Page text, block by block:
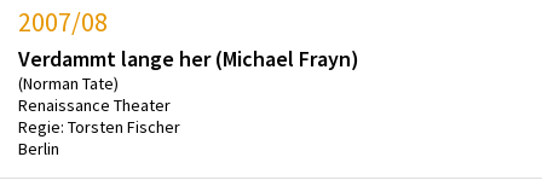
2007/08
Verdammt lange her (Michael Frayn)
(Norman Tate)
Renaissance Theater
Regie: Torsten Fischer
Berlin